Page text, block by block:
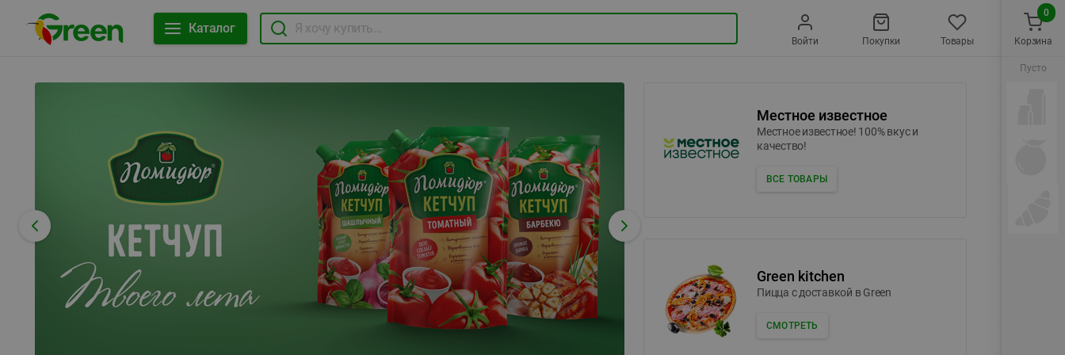
Каталог
Войти Покупки Товары
Местное известное
Местное известное! 100% вкус и
качество!
ВСЕ ТОВАРЫ
Green kitchen
Пицца c доставкой в Green
СМОТРЕТЬ
Корзина
0
Пусто